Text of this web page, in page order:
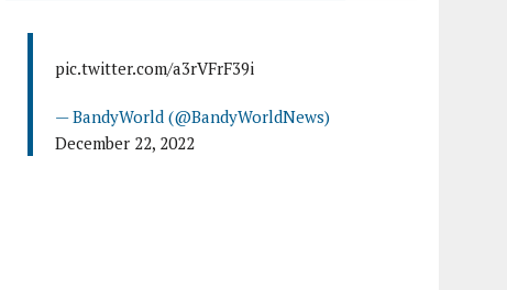
pic.twitter.com/a3rVFrF39i
— BandyWorld (@BandyWorldNews)
December 22, 2022